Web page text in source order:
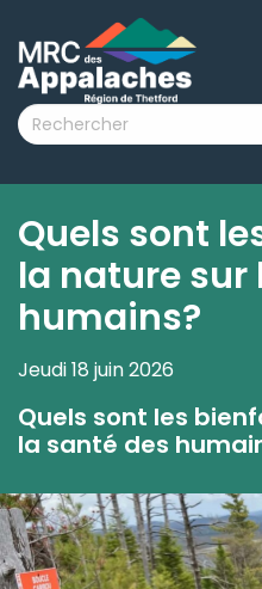
submenu (La MRC )
submenu (Citoyens )
submenu (Nouvelles )
submenu (Documentation
Quels sont
la nature sur
humains?
Jeudi 18 juin 2026
Quels sont les
la santé des